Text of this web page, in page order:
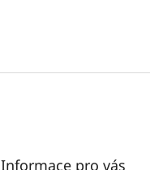
Informace pro vás